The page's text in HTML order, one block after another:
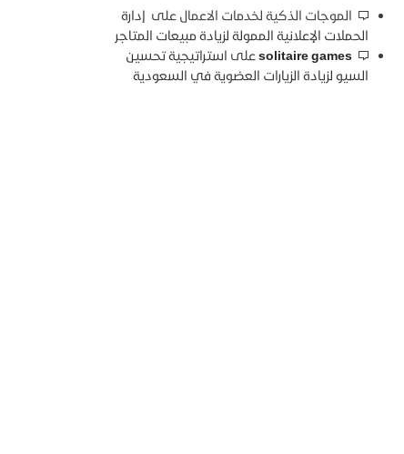
الموجات الذكية لخدمات الاعمال على إدارة
الحملات الإعلانية الممولة لزيادة مبيعات المتاجر
solitaire gamesعلى استراتيجية تحسين
السيو لزيادة الزيارات العضوية في السعودية